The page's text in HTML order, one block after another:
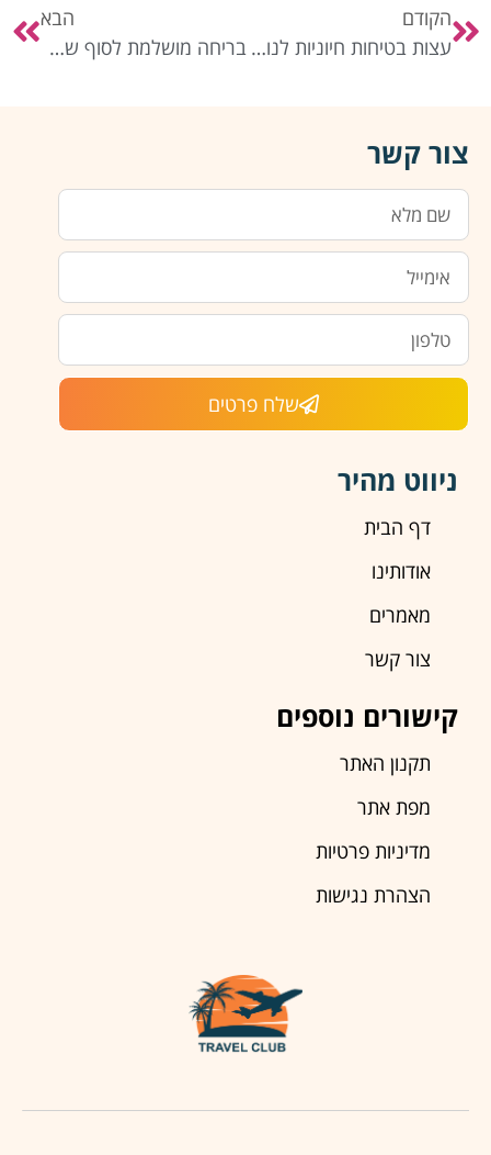
הקודם
עצות בטיחות חיוניות לנוסעים חכמים
הבא
בריחה מושלמת לסוף שבוע לחופשה מהירה
צור קשר
שלח פרטים
ניווט מהיר
דף הבית
אודותינו
מאמרים
צור קשר
קישורים נוספים
תקנון האתר
מפת אתר
מדיניות פרטיות
הצהרת נגישות